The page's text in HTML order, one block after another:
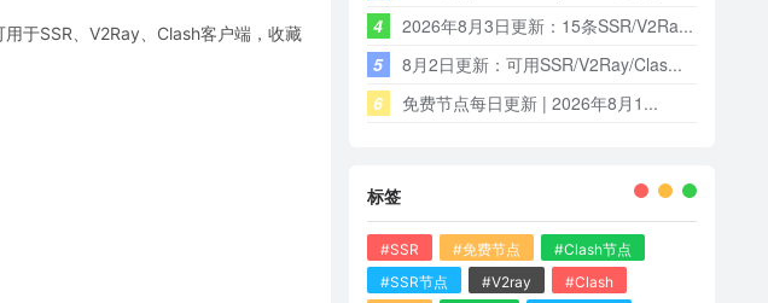
于SSR、V2Ray、Clash客户端，收藏
4
2026年8月3日更新：15条SSR/V2Ra...
5
8月2日更新：可用SSR/V2Ray/Clas...
6
免费节点每日更新 | 2026年8月1...
标签
#SSR #免费节点
#Clash节点
#SSR节点
#V2ray
#Clash